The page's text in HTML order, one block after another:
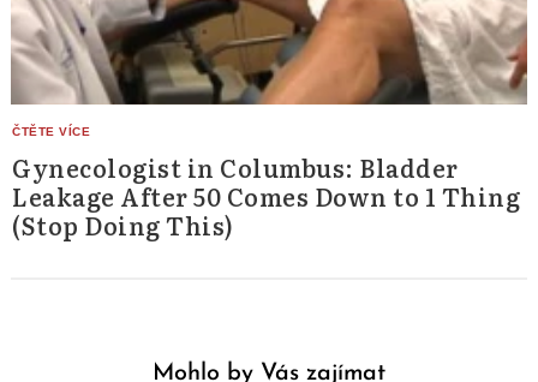
Gynecologist in Columbus: Bladder
Leakage After 50 Comes Down to 1 Thing
(Stop Doing This)
Mohlo by Vás zajímat